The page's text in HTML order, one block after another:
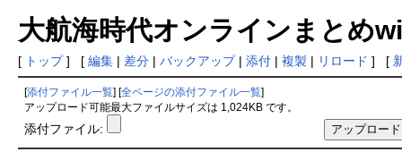
大航海時代オンラインまとめ
[ トップ] [ 編集| 差分| バックアップ| 添付| 複製 | リロード ] [
添付ファイル一覧 全ページの添付ファイル一覧
アップロード可能最大ファイルサイズは 1,024KB です。
添付ファイル: